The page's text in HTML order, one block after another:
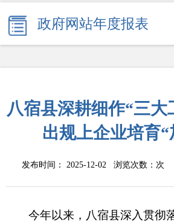
药
招
政府网站年度报表
八宿县深耕细作“三大
出规上企业培育“
发布时间： 2025-12-02 浏览次数： 次
今年以来，八宿县深入贯彻